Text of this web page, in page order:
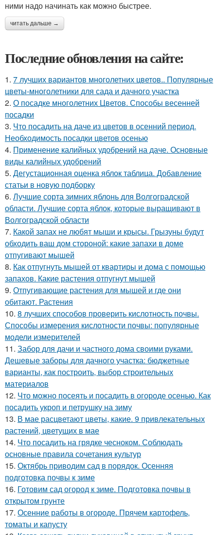
ними надо начинать как можно быстрее.
читать дальше →
Последние обновления на сайте:
1. 7 лучших вариантов многолетних цветов.. Популярные
цветы-многолетники для сада и дачного участка
2. О посадке многолетних Цветов. Способы весенней
посадки
3. Что посадить на даче из цветов в осенний период.
Необходимость посадки цветов осенью
4. Применение калийных удобрений на даче. Основные
виды калийных удобрений
5. Дегустационная оценка яблок таблица. Добавление
статьи в новую подборку
6. Лучшие сорта зимних яблонь для Волгоградской
области. Лучшие сорта яблок, которые выращивают в
Волгоградской области
7. Какой запах не любят мыши и крысы. Грызуны будут
обходить ваш дом стороной: какие запахи в доме
отпугивают мышей
8. Как отпугнуть мышей от квартиры и дома с помощью
запахов. Какие растения отпугнут мышей
9. Отпугивающие растения для мышей и где они
обитают. Растения
10. 8 лучших способов проверить кислотность почвы.
Способы измерения кислотности почвы: популярные
модели измерителей
11. Забор для дачи и частного дома своими руками.
Дешевые заборы для дачного участка: бюджетные
варианты, как построить, выбор строительных
материалов
12. Что можно посеять и посадить в огороде осенью. Как
посадить укроп и петрушку на зиму
13. В мае расцветают цветы, какие. 9 привлекательных
растений, цветущих в мае
14. Что посадить на грядке чесноком. Соблюдать
основные правила сочетания культур
15. Октябрь приводим сад в порядок. Осенняя
подготовка почвы к зиме
16. Готовим сад огород к зиме. Подготовка почвы в
открытом грунте
17. Осенние работы в огороде. Прячем картофель,
томаты и капусту